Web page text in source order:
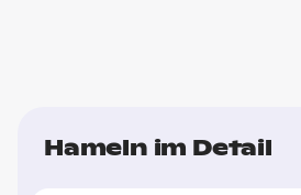
Hameln im Detail